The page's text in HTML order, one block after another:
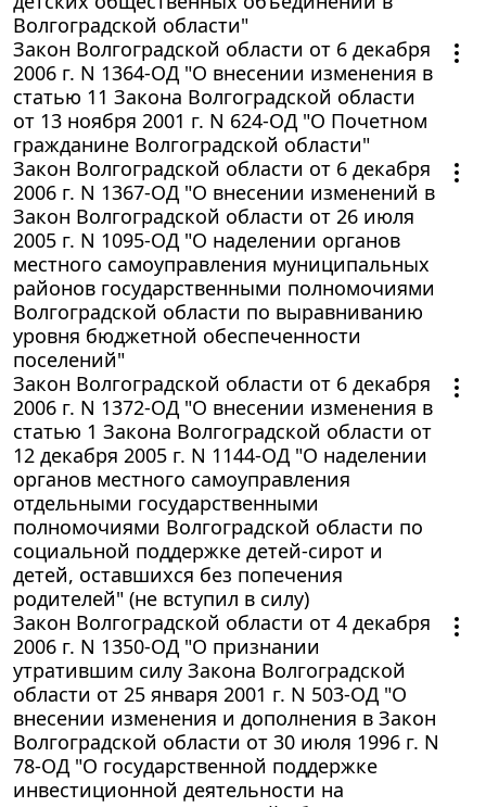
Волгоградской области"
Закон Волгоградской области от 6 декабря
2006 г. N 1364-ОД "О внесении изменения в
статью 11 Закона Волгоградской области
от 13 ноября 2001 г. N 624-ОД "О Почетном
гражданине Волгоградской области"
Закон Волгоградской области от 6 декабря
2006 г. N 1367-ОД "О внесении изменений в
Закон Волгоградской области от 26 июля
2005 г. N 1095-ОД "О наделении органов
местного самоуправления муниципальных
районов государственными полномочиями
Волгоградской области по выравниванию
уровня бюджетной обеспеченности
поселений"
Закон Волгоградской области от 6 декабря
2006 г. N 1372-ОД "О внесении изменения в
статью 1 Закона Волгоградской области от
12 декабря 2005 г. N 1144-ОД "О наделении
органов местного самоуправления
отдельными государственными
полномочиями Волгоградской области по
социальной поддержке детей-сирот и
детей, оставшихся без попечения
родителей" (не вступил в силу)
Закон Волгоградской области от 4 декабря
2006 г. N 1350-ОД "О признании
утратившим силу Закона Волгоградской
области от 25 января 2001 г. N 503-ОД "О
внесении изменения и дополнения в Закон
Волгоградской области от 30 июля 1996 г. N
78-ОД "О государственной поддержке
инвестиционной деятельности на